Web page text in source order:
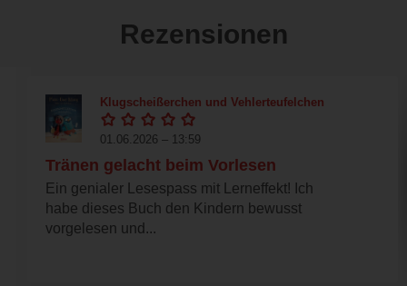
Rezensionen
Klugscheißerchen und Vehlerteufelchen
01.06.2026 – 13:59
Tränen gelacht beim Vorlesen
Ein genialer Lesespass mit Lerneffekt! Ich
habe dieses Buch den Kindern bewusst
vorgelesen und...